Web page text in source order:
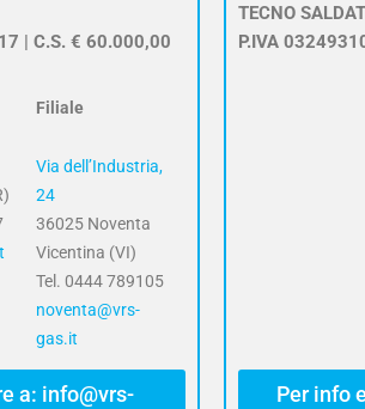
| C.S. € 60.000,00
Filiale
Via dell’Industria,
24
36025 Noventa
Vicentina (VI)
Tel. 0444 789105
noventa@vrs-
gas.it
a: info@vrs-
TECNO
P.IVA
Per info